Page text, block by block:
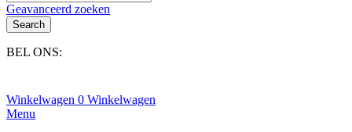
Geavanceerd zoeken
Search
BEL ONS:
Winkelwagen 0 Winkelwagen
Menu